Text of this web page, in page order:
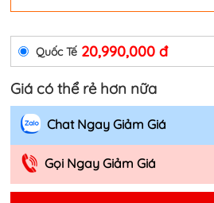
Quốc Tế 20,990,000 đ
Giá có thể rẻ hơn nữa
Chat Ngay Giảm Giá
Gọi Ngay Giảm Giá